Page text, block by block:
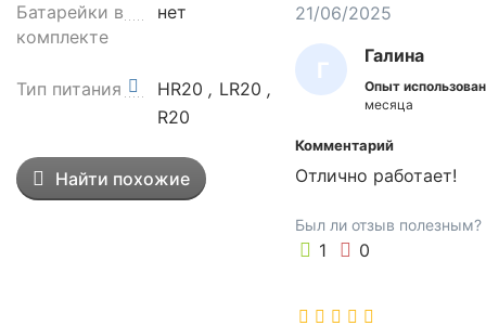
е
н
я
о
м
Батарейки в
комплекте
нет
Тип питания HR20 , LR20 ,
R20
Найти похожие
Г
А
А
Галина
Опыт
месяца
21/06/2025
Комментарий
Отлично работает!
Был ли отзыв полезным?
1 0